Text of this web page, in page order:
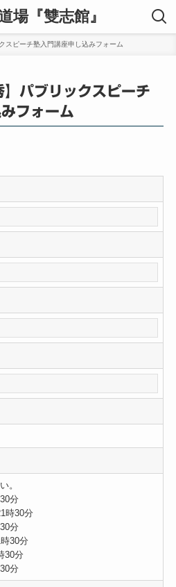
場『雙志館』
スピーチ塾入門講座申し込みフォーム
パブリックスピーチ
フォーム
。
分
時30分
分
30分
30分
分